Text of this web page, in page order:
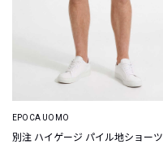
EPOCA UOMO
別注 ハイゲージ パイル地ショーツ